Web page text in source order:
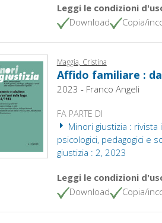
Leggi le condizioni
Download
Copia/
Maggia, Cristina
Affido familiare :
2023 - Franco Angeli
FA PARTE DI
Minori giustizia :
psicologici, pedagogici e
giustizia : 2, 2023
Leggi le condizioni
Download
Copia/